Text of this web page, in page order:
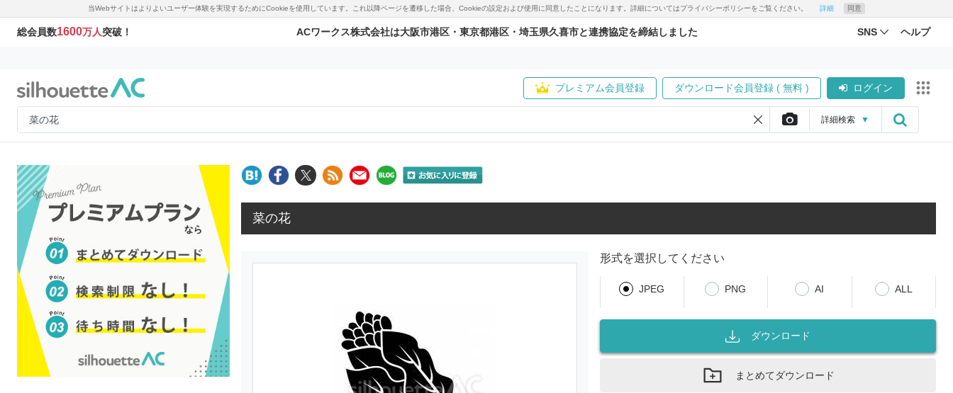
当Webサイトはよりよいユーザー体験を実現するためにCookieを使用しています。これ以降ページを遷移した場合、Cookieの設定および使用に同意したことになります。詳細についてはプライバシーポリシーをご覧ください。 詳細 同意
総会員数1600万人突破！ ACワークス株式会社は大阪市港区・東京都港区・埼玉県久喜市と連携協定を締結しました SNS ヘルプ
プレミアム会員登録 ダウンロード会員登録 ( 無料 ) ログイン
詳細検索 ▼
菜の花
形式を選択してください
JPEG PNG AI ALL
ダウンロード
まとめてダウンロード